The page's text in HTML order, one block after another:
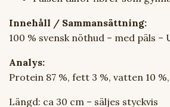
Innehåll / Sammansättning:
100 % svensk nöthud – med päls –
Analys:
Protein 87 %, fett 3 %, vatten 10
Längd: ca 30 cm – säljes styckvis